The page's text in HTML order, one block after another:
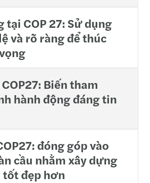
tại COP 27: Sử dụng
và rõ ràng để thúc
Biến tham
hành động đáng tin
đóng góp vào
cầu nhằm xây dựng
đẹp hơn